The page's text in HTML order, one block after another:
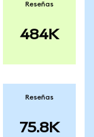
Reseñas
484K
Reseñas
75.8K